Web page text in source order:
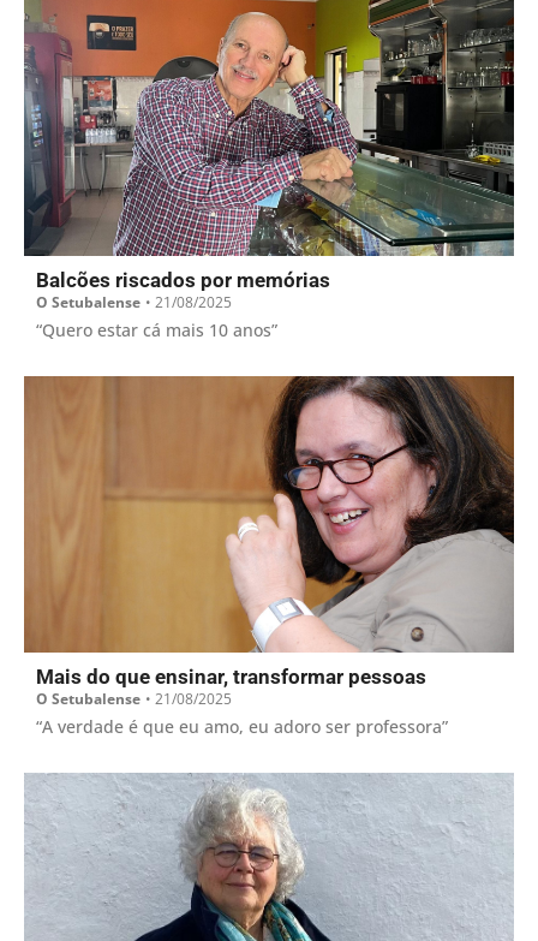
Balcões riscados por memórias
O Setubalense • 21/08/2025
“Quero estar cá mais 10 anos”
Mais do que ensinar, transformar pessoas
O Setubalense • 21/08/2025
“A verdade é que eu amo, eu adoro ser professora”